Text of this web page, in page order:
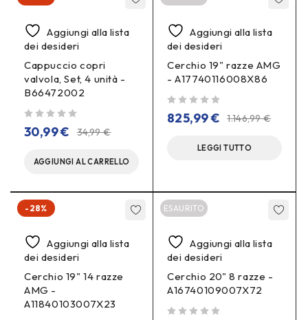
Aggiungi alla lista
dei desideri
Cappuccio copri
valvola, Set, 4 unità -
B66472002
34,99€
30,99€
AGGIUNGI AL CARRELLO
Aggiungi alla lista
dei desideri
Cerchio 19" razze AMG
- A17740116008X86
1.146,99€
825,99€
LEGGI TUTTO
-28%
Aggiungi alla lista
dei desideri
Cerchio 19" 14 razze
AMG -
A11840103007X23
ESAURITO
Aggiungi alla lista
dei desideri
Cerchio 20" 8 razze -
A16740109007X72